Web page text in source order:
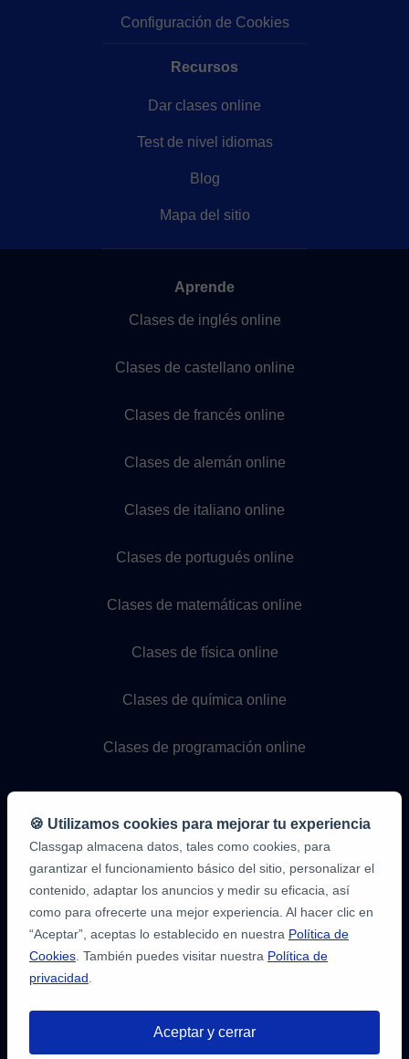
Configuración de Cookies
Recursos
Dar clases online
Test de nivel idiomas
Blog
Mapa del sitio
Aprende
Clases de inglés online
Clases de castellano online
Clases de francés online
Clases de alemán online
Clases de italiano online
Clases de portugués online
Clases de matemáticas online
Clases de física online
Clases de química online
Clases de programación online
9,6/10
1.339.284
opiniones
verificadas.com
🍪 Utilizamos cookies para mejorar tu experiencia
Classgap almacena datos, tales como cookies, para
garantizar el funcionamiento básico del sitio, personalizar el
contenido, adaptar los anuncios y medir su eficacia, así
como para ofrecerte una mejor experiencia. Al hacer clic en
“Aceptar”, aceptas lo establecido en nuestra Política de
Cookies . También puedes visitar nuestra Política de
privacidad
Aceptar y cerrar